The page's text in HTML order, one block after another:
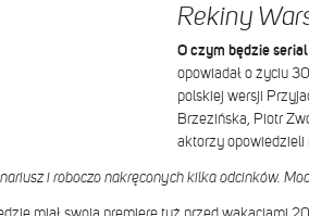
Rekiny
O czym będzie serial
opowiadał o życiu
polskiej wersji
Brzezińska, Piotr
aktorzy opowiedzieli
i roboczo nakręconych kilka odcinków.